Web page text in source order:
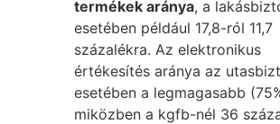
termékek aránya, a
esetében például 17,8-ról 11,7
százalékra. Az elektronikus
értékesítés aránya az
esetében a legmagasabb
miközben a kgfb-nél 36